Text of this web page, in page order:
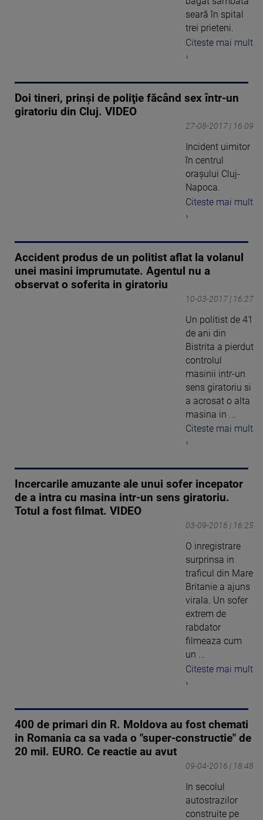
seară în spital
trei prieteni.
Citeste mai mult
›
Doi tineri, prinşi de poliţie făcând sex într-un
giratoriu din Cluj. VIDEO
27-08-2017 | 16:09
Incident uimitor
în centrul
oraşului Cluj-
Napoca.
Citeste mai mult
›
Accident produs de un politist aflat la volanul
unei masini imprumutate. Agentul nu a
observat o soferita in giratoriu
10-03-2017 | 16:27
Un politist de 41
de ani din
Bistrita a pierdut
controlul
masinii intr-un
sens giratoriu si
a acrosat o alta
masina in ...
Citeste mai mult
›
Incercarile amuzante ale unui sofer incepator
de a intra cu masina intr-un sens giratoriu.
Totul a fost filmat. VIDEO
03-09-2016 | 16:25
O inregistrare
surprinsa in
traficul din Mare
Britanie a ajuns
virala. Un sofer
extrem de
rabdator
filmeaza cum
un ...
Citeste mai mult
›
400 de primari din R. Moldova au fost chemati
in Romania ca sa vada o "super-constructie" de
20 mil. EURO. Ce reactie au avut
09-04-2016 | 18:48
In secolul
autostrazilor
construite pe